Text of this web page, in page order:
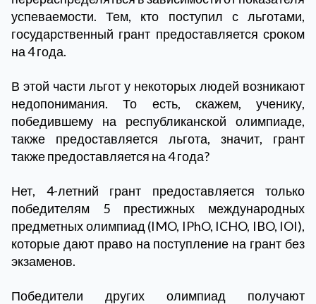
успеваемости. Тем, кто поступил с льготами,
государственный грант предоставляется сроком
на 4 года.
В этой части льгот у некоторых людей возникают
недопонимания. То есть, скажем, ученику,
победившему на республиканской олимпиаде,
также предоставляется льгота, значит, грант
также предоставляется на 4 года?
Нет, 4-летний грант предоставляется только
победителям 5 престижных международных
предметных олимпиад (IMO, IPhO, ICHO, IBO, IOI),
которые дают право на поступление на грант без
экзаменов.
Победители других олимпиад получают